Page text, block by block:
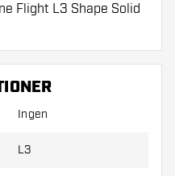
Flight L3 Shape Solid
med L-Style
andre mærker.
af flights og shafts
eller
Ingen
L3